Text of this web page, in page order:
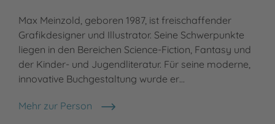
Max Meinzold, geboren 1987, ist freischaffender
Grafikdesigner und Illustrator. Seine Schwerpunkte
liegen in den Bereichen Science-Fiction, Fantasy und
der Kinder- und Jugendliteratur. Für seine moderne,
innovative Buchgestaltung wurde er…
Mehr zur Person
Maximilian Meinzold